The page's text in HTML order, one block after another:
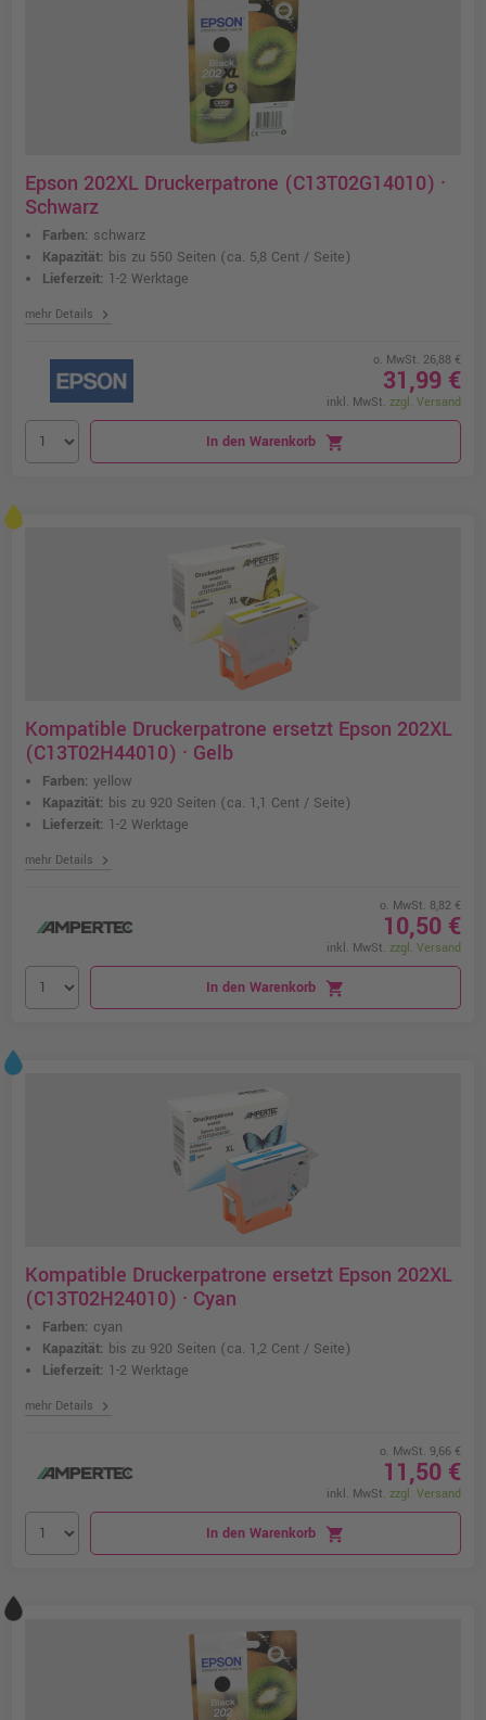
Epson 202XL Druckerpatrone (C13T02G14010) ·
Schwarz
Farben: schwarz
Kapazität: bis zu 550 Seiten (ca. 5,8 Cent / Seite)
Lieferzeit: 1-2 Werktage
mehr Details chevron_right
o. MwSt. 26,88 €
31,99 €
inkl. MwSt. zzgl. Versand
In den Warenkorb shopping_cart
Kompatible Druckerpatrone ersetzt Epson 202XL
(C13T02H44010) · Gelb
Farben: yellow
Kapazität: bis zu 920 Seiten (ca. 1,1 Cent / Seite)
Lieferzeit: 1-2 Werktage
mehr Details chevron_right
o. MwSt. 8,82 €
10,50 €
inkl. MwSt. zzgl. Versand
In den Warenkorb shopping_cart
Kompatible Druckerpatrone ersetzt Epson 202XL
(C13T02H24010) · Cyan
Farben: cyan
Kapazität: bis zu 920 Seiten (ca. 1,2 Cent / Seite)
Lieferzeit: 1-2 Werktage
mehr Details chevron_right
o. MwSt. 9,66 €
11,50 €
inkl. MwSt. zzgl. Versand
In den Warenkorb shopping_cart